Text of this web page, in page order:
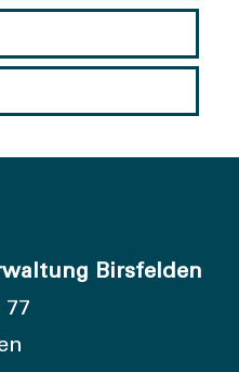
Birsfelden
77